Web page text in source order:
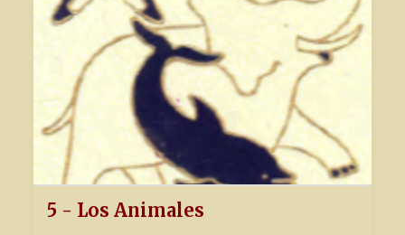
5 - Los Animales